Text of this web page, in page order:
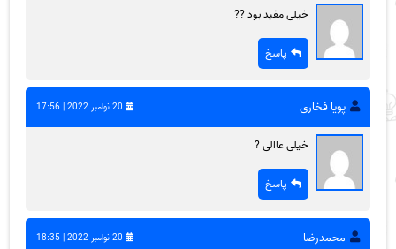
خیلی مفید بود ??
پاسخ
پویا فخاری 20 نوامبر 2022 | 17:56
خیلی عاالی ?
پاسخ
محمدرضا 20 نوامبر 2022 | 18:35